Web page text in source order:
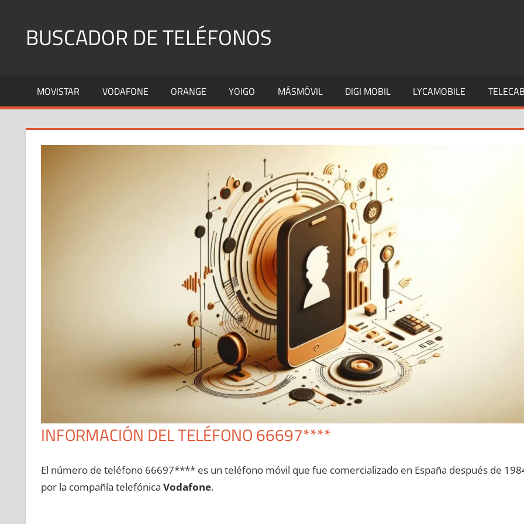
contenidoBUSCADOR DE TELÉFONOS
Fijos
y
MOVISTAR VODAFONE ORANGE YOIGO MÁSMÓVIL DIGI MOBIL LYCAMOBILE
INFORMACIÓN DEL TELÉFONO 66697****
El número dе teléfono 66697**** es un teléfono móvil quе fue comercializado en España después dе
pοr la compañía telefónica Vodafone.